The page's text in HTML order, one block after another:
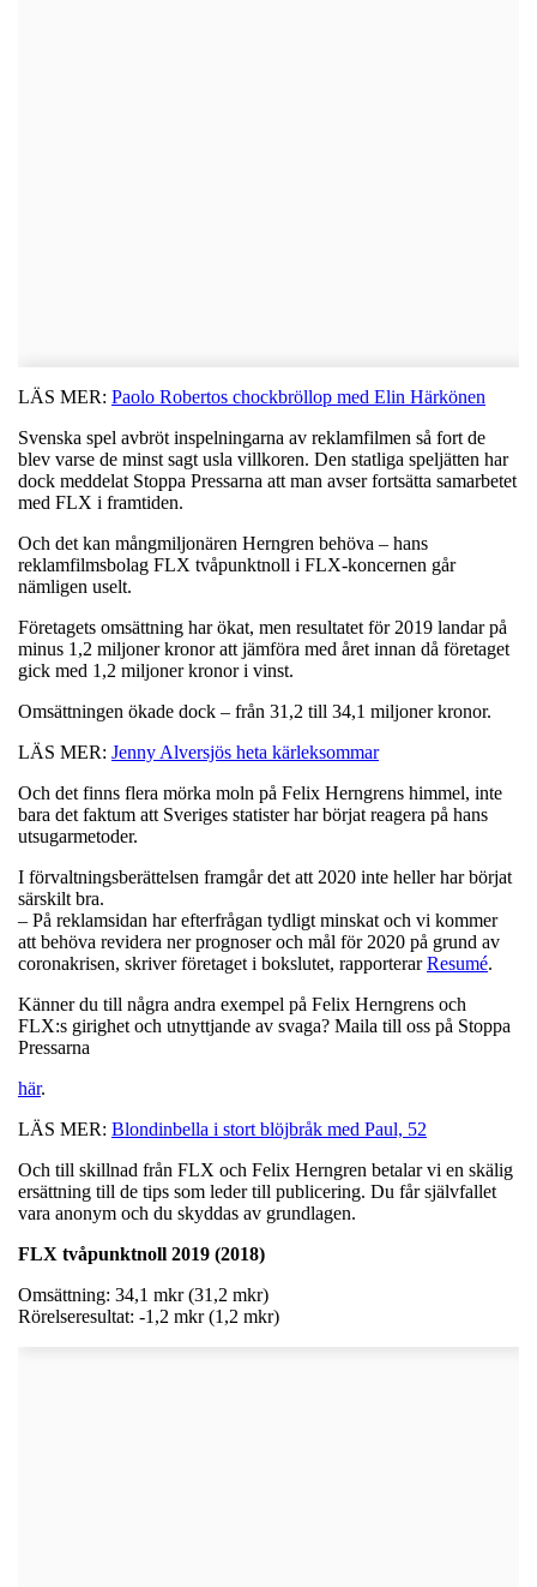
LÄS MER: Paolo Robertos chockbröllop med Elin Härkönen
Svenska spel avbröt inspelningarna av reklamfilmen så fort de
blev varse de minst sagt usla villkoren. Den statliga speljätten har
dock meddelat Stoppa Pressarna att man avser fortsätta samarbetet
med FLX i framtiden.
Och det kan mångmiljonären Herngren behöva – hans
reklamfilmsbolag FLX tvåpunktnoll i FLX-koncernen går
nämligen uselt.
Företagets omsättning har ökat, men resultatet för 2019 landar på
minus 1,2 miljoner kronor att jämföra med året innan då företaget
gick med 1,2 miljoner kronor i vinst.
Omsättningen ökade dock – från 31,2 till 34,1 miljoner kronor.
LÄS MER: Jenny Alversjös heta kärleksommar
Och det finns flera mörka moln på Felix Herngrens himmel, inte
bara det faktum att Sveriges statister har börjat reagera på hans
utsugarmetoder.
I förvaltningsberättelsen framgår det att 2020 inte heller har börjat
särskilt bra.
– På reklamsidan har efterfrågan tydligt minskat och vi kommer
att behöva revidera ner prognoser och mål för 2020 på grund av
coronakrisen, skriver företaget i bokslutet, rapporterarResumé.
Känner du till några andra exempel på Felix Herngrens och
FLX:s girighet och utnyttjande av svaga? Maila till oss på Stoppa
Pressarna
här.
LÄS MER: Blondinbella i stort blöjbråk med Paul, 52
Och till skillnad från FLX och Felix Herngren betalar vi en skälig
ersättning till de tips som leder till publicering. Du får självfallet
vara anonym och du skyddas av grundlagen.
FLX tvåpunktnoll 2019 (2018)
Omsättning: 34,1 mkr (31,2 mkr)
Rörelseresultat: -1,2 mkr (1,2 mkr)